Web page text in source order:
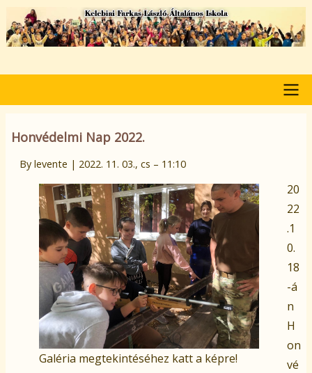
Ugrás
tartalomra
Honvédelmi Nap 2022.
By levente | 2022. 11. 03., cs – 11:10
Galéria megtekintéséhez katt a képre!
20
22
.1
0.
18
-á
n
H
on
vé